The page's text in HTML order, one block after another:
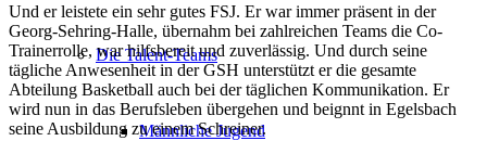
Die Talent-Teams
Männliche Jugend
Und er leistete ein sehr gutes FSJ. Er war immer präsent in der
Georg-Sehring-Halle, übernahm bei zahlreichen Teams die Co-
Trainerrolle, war hilfsbereit und zuverlässig. Und durch seine
tägliche Anwesenheit in der GSH unterstützt er die gesamte
Abteilung Basketball auch bei der täglichen Kommunikation. Er
wird nun in das Berufsleben übergehen und beignnt in Egelsbach
seine Ausbildung zu einem Schreiner.